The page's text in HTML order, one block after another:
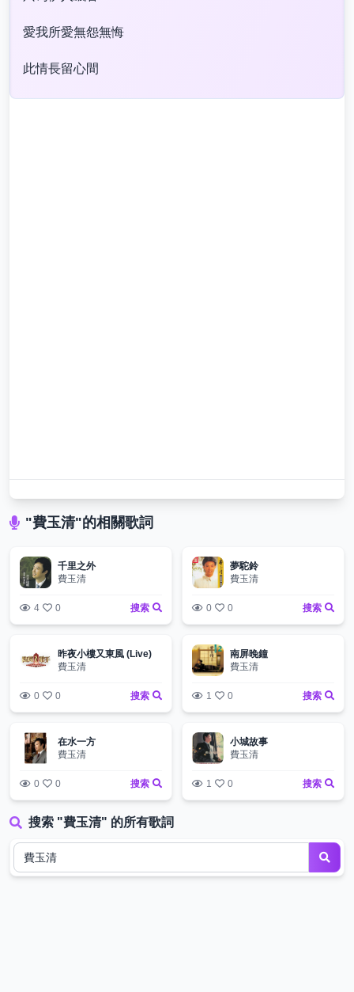
愛我所愛無怨無悔
此情長留心間
"費玉清"的相關歌詞
千里之外
費玉清
4 0 搜索
夢駝鈴
費玉清
0 0 搜索
昨夜小樓又東風 (Live)
費玉清
0 0 搜索
南屏晚鐘
費玉清
1 0 搜索
在水一方
費玉清
0 0 搜索
小城故事
費玉清
1 0 搜索
搜索 "費玉清" 的所有歌詞